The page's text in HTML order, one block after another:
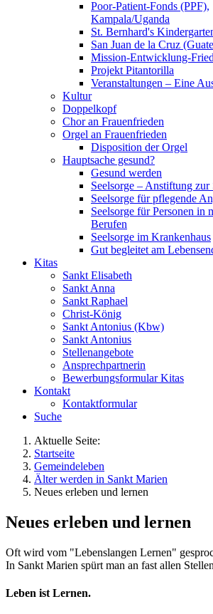
Poor-Patient-Fonds (PPF),
Kampala/Uganda
St. Bernhard's
San Juan de la Cruz
Mission-Entwicklung-
Projekt Pitantorilla
Veranstaltungen – Eine
Kultur
Doppelkopf
Chor an Frauenfrieden
Orgel an Frauenfrieden
Disposition der Orgel
Hauptsache gesund?
Gesund werden
Seelsorge – Anstiftung zur
Seelsorge für pflegende
Seelsorge für Personen in
Berufen
Seelsorge im Krankenhaus
Gut begleitet am
Kitas
Sankt Elisabeth
Sankt Anna
Sankt Raphael
Christ-König
Sankt Antonius (Kbw)
Sankt Antonius
Stellenangebote
Ansprechpartnerin
Bewerbungsformular Kitas
Kontakt
Kontaktformular
Suche
Aktuelle Seite:
Startseite
Gemeindeleben
Älter werden in Sankt Marien
Neues erleben und lernen
Neues erleben und lernen
Oft wird vom "Lebenslangen Lernen"
In Sankt Marien spürt man an fast allen
Leben ist Lernen.